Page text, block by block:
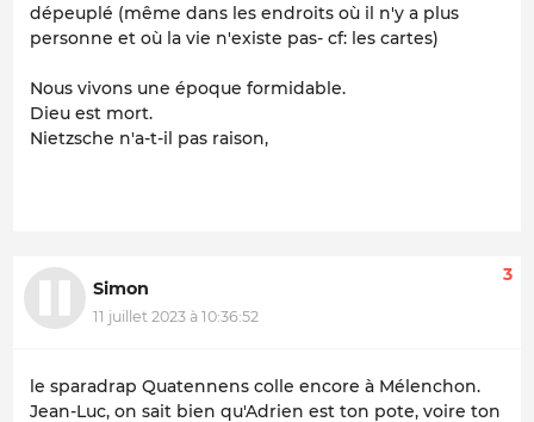
dépeuplé (même dans les endroits où il n'y a plus
personne et où la vie n'existe pas- cf: les cartes)
Nous vivons une époque formidable.
Dieu est mort.
Nietzsche n'a-t-il pas raison,
Simon
11 juillet 2023 à 10:36:52
3
le sparadrap Quatennens colle encore à Mélenchon.
Jean-Luc, on sait bien qu'Adrien est ton pote, voire ton